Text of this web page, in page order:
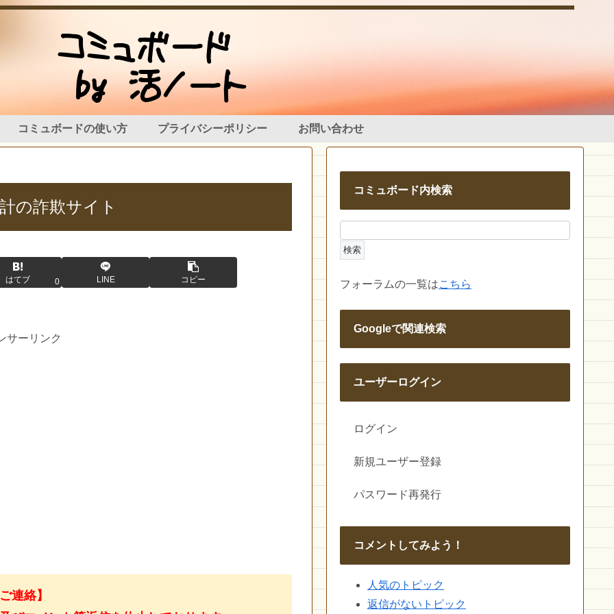
コミュボードの使い方 プライバシーポリシー お問い合わせ
の詐欺サイト
はてブ 0 LINE コピー
サーリンク
連絡】
コミュボード内検索
フォーラムの一覧はこちら
Googleで関連検索
ユーザーログイン
ログイン
新規ユーザー登録
パスワード再発行
コメントしてみよう！
人気のトピック
返信がないトピック